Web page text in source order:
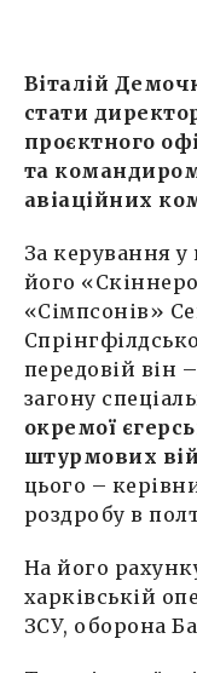
Віталій
стати
проєктного
та
авіаційних
За керування
його
«Сімпсонів»
передовій він
загону
окремої
штурмових
цього –
роздробу в
На його
харківській
ЗСУ, оборона